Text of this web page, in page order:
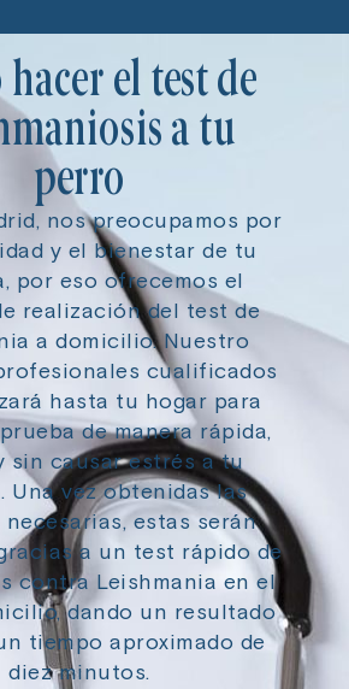
el test de
a tu
perro
nos preocupamos por
y el bienestar de tu
por eso ofrecemos el
realización del test de
a domicilio. Nuestro
cualificados
hasta tu hogar para
de manera rápida,
sin causar estrés a tu
Una vez obtenidas las
estas serán
a un test rápido de
contra Leishmania en el
dando un resultado
tiempo aproximado de
diez minutos.